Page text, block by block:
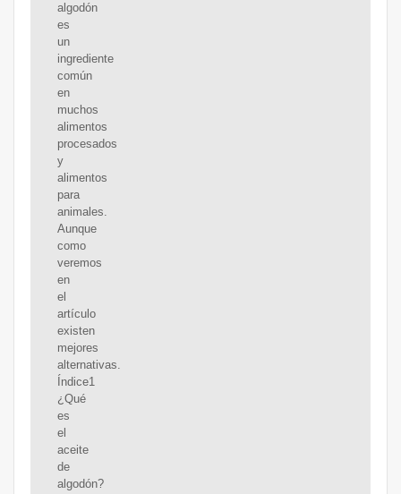
algodón
es
un
ingrediente
común
en
muchos
alimentos
procesados
y
alimentos
para
animales.
Aunque
como
veremos
en
el
artículo
existen
mejores
alternativas.
Índice1
¿Qué
es
el
aceite
de
algodón?